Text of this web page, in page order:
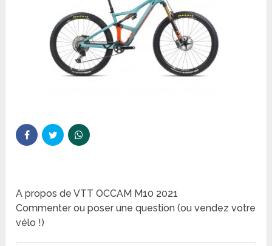
A propos de VTT OCCAM M10 2021
Commenter ou poser une question (ou vendez votre
vélo !)